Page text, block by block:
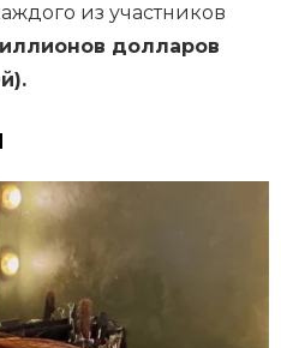
из участников
долларов